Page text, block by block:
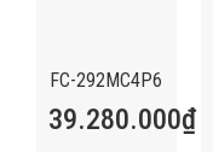
FC-292MC4P6
39.280.000₫